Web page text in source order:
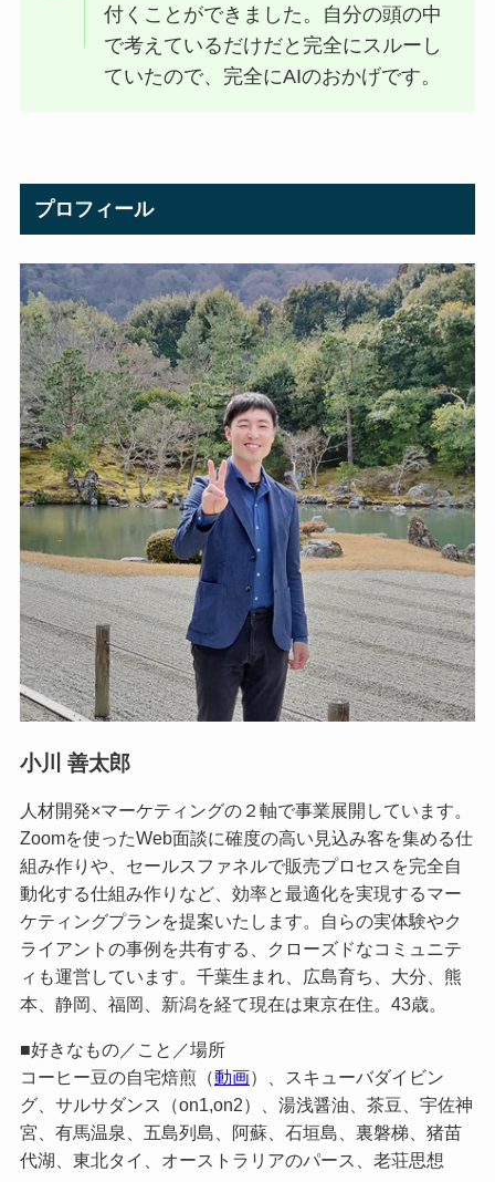
付くことができました。自分の頭の中
で考えているだけだと完全にスルーし
ていたので、完全にAIのおかげです。
プロフィール
小川 善太郎
人材開発×マーケティングの２軸で事業展開しています。
Zoomを使ったWeb面談に確度の高い見込み客を集める仕
組み作りや、セールスファネルで販売プロセスを完全自
動化する仕組み作りなど、効率と最適化を実現するマー
ケティングプランを提案いたします。自らの実体験やク
ライアントの事例を共有する、クローズドなコミュニテ
ィも運営しています。千葉生まれ、広島育ち、大分、熊
本、静岡、福岡、新潟を経て現在は東京在住。43歳。
■好きなもの／こと／場所
コーヒー豆の自宅焙煎（動画）、スキューバダイビン
グ、サルサダンス（on1,on2）、湯浅醤油、茶豆、宇佐神
宮、有馬温泉、五島列島、阿蘇、石垣島、裏磐梯、猪苗
代湖、東北タイ、オーストラリアのパース、老荘思想